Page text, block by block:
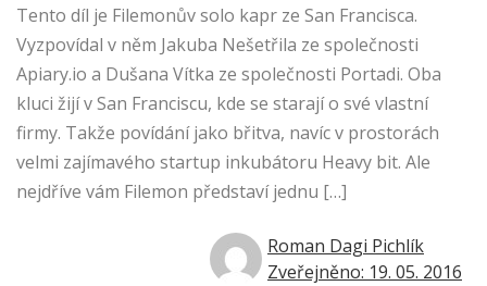
Tento díl je Filemonův solo kapr ze San Francisca.
Vyzpovídal v něm Jakuba Nešetřila ze společnosti
Apiary.io a Dušana Vítka ze společnosti Portadi. Oba
kluci žijí v San Franciscu, kde se starají o své vlastní
firmy. Takže povídání jako břitva, navíc v prostorách
velmi zajímavého startup inkubátoru Heavy bit. Ale
nejdříve vám Filemon představí jednu […]
Roman Dagi Pichlík
Zveřejněno: 19. 05. 2016